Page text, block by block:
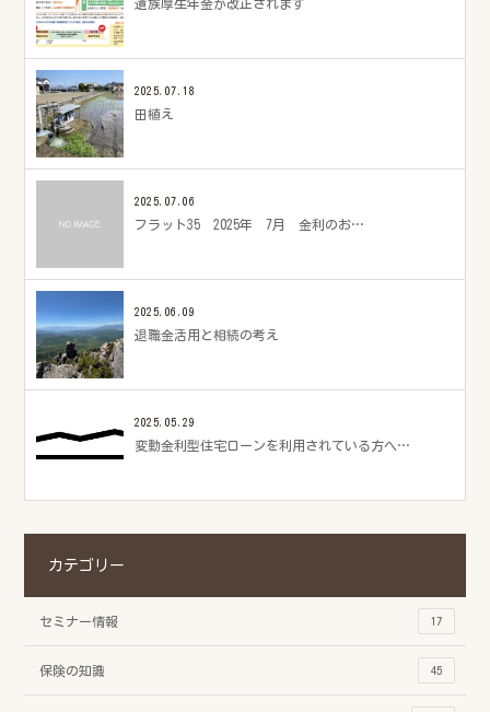
遺族厚生年金が改正されます
2025.07.18
田植え
2025.07.06
フラット35 2025年 7月 金利のお…
2025.06.09
退職金活用と相続の考え
2025.05.29
変動金利型住宅ローンを利用されている方へ…
カテゴリー
セミナー情報 17
保険の知識 45